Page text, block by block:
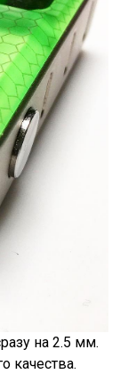
на 2.5 мм.
качества.